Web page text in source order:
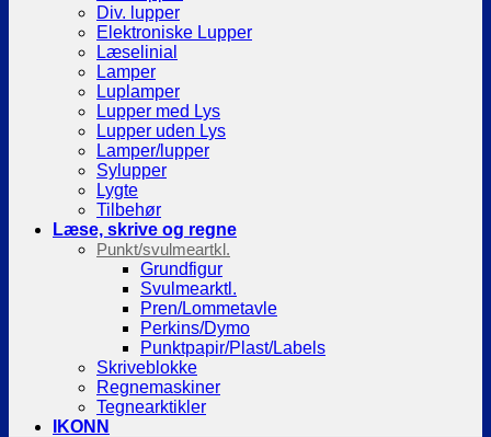
Div. lupper
Elektroniske Lupper
Læselinial
Lamper
Luplamper
Lupper med Lys
Lupper uden Lys
Lamper/lupper
Sylupper
Lygte
Tilbehør
Læse, skrive og regne
Punkt/svulmeartkl.
Grundfigur
Svulmearktl.
Pren/Lommetavle
Perkins/Dymo
Punktpapir/Plast/Labels
Skriveblokke
Regnemaskiner
Tegnearktikler
IKONN